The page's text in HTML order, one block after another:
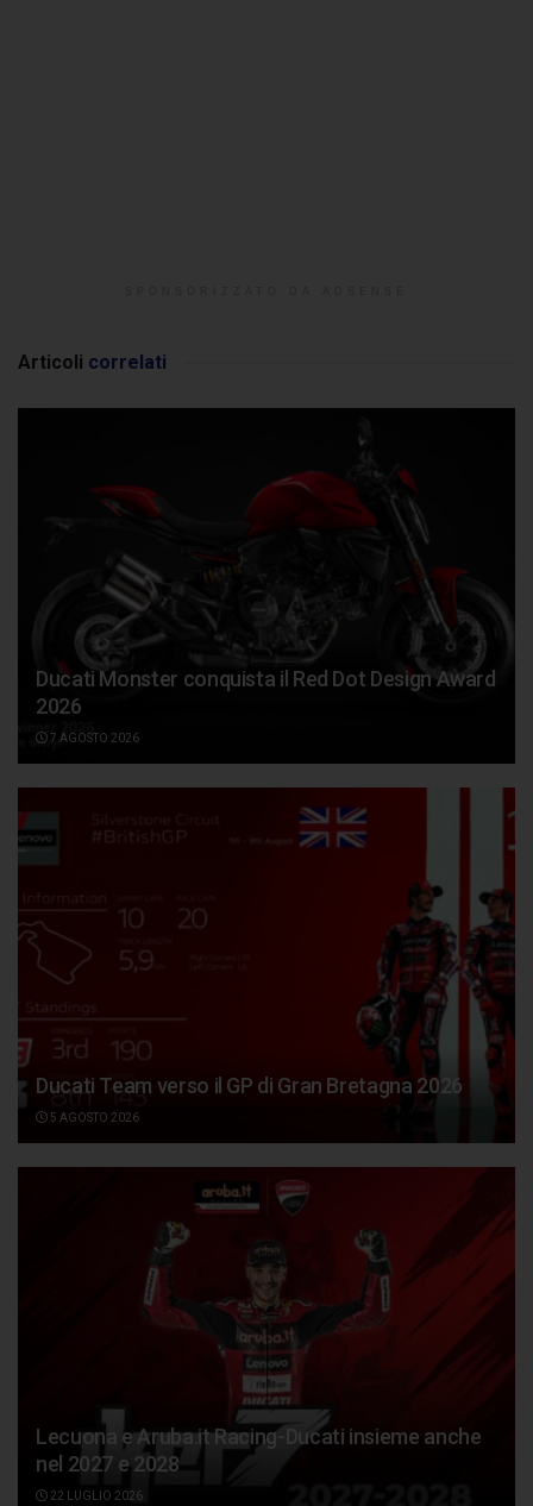
Articoli correlati
Ducati Monster conquista il Red Dot Design Award
2026
7 AGOSTO 2026
Ducati Team verso il GP di Gran Bretagna 2026
5 AGOSTO 2026
Lecuona e Aruba.it Racing-Ducati insieme anche
nel 2027 e 2028
22 LUGLIO 2026